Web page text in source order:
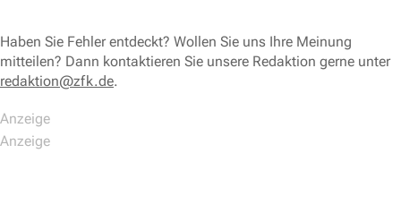
Haben Sie Fehler entdeckt? Wollen Sie uns Ihre Meinung
mitteilen? Dann kontaktieren Sie unsere Redaktion gerne unter
redaktion@zfk.de.